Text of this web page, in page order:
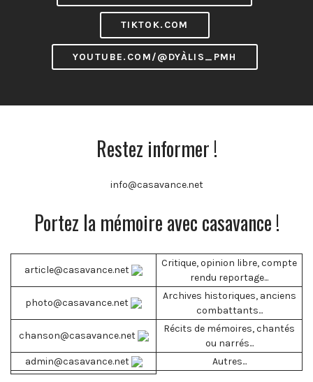
TIKTOK.COM
YOUTUBE.COM/@DYÀLIS_PMH
Restez informer !
info@casavance.net
Portez la mémoire avec casavance !
article@casavance.net
Critique, opinion libre, compte
rendu reportage...
photo@casavance.net
Archives historiques, anciens
combattants...
chanson@casavance.net
Récits de mémoires, chantés
ou narrés...
admin@casavance.net
Autres...